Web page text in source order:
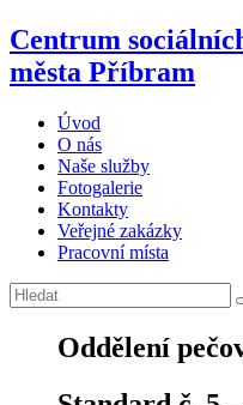
Centrum
města Příbram
Úvod
O nás
Naše služby
Fotogalerie
Kontakty
Veřejné zakázky
Pracovní místa
Oddělení